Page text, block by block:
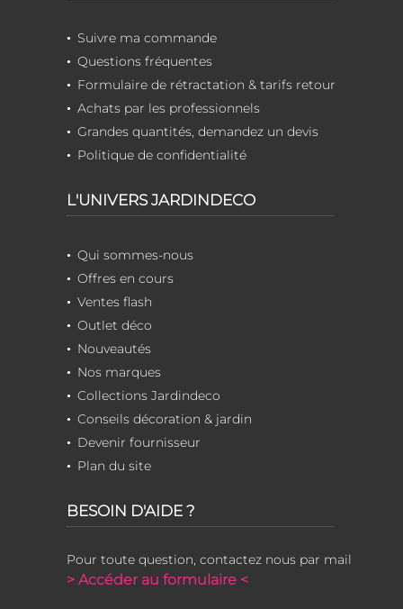
Suivre ma commande
Questions fréquentes
Formulaire de rétractation & tarifs retour
Achats par les professionnels
Grandes quantités, demandez un devis
Politique de confidentialité
L'UNIVERS JARDINDECO
Qui sommes-nous
Offres en cours
Ventes flash
Outlet déco
Nouveautés
Nos marques
Collections Jardindeco
Conseils décoration & jardin
Devenir fournisseur
Plan du site
BESOIN D'AIDE ?
Pour toute question, contactez nous par mail
> Accéder au formulaire <